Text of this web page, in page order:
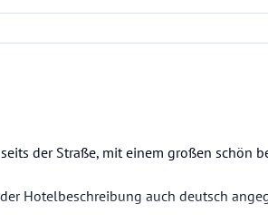
der Straße, mit einem großen schön
Hotelbeschreibung auch deutsch